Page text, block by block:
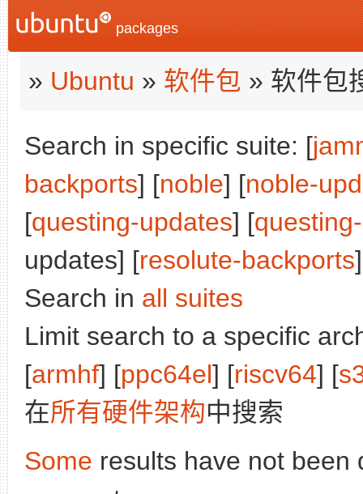
packages
» Ubuntu » 软件包 » 软件包
Search in specific suite: [
backports] [noble] [noble-
[questing-updates] [
updates] [resolute-backports
Search in all suites
Limit search to a specific
[armhf] [ppc64el] [riscv64] [
在所有硬件架构中搜索
Some results have not been